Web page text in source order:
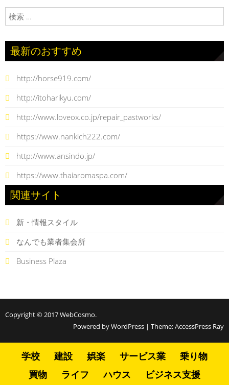
検索:
最新のおすすめ
http://horse919.com/
http://itoharikyu.com/
http://www.loveox.co.jp/repair_pastworks/
https://www.nankich222.com/
http://www.ansindo.jp/
https://www.thaiaromaspa.com/
関連サイト
新・情報スタイル
なんでも業者集会所
Business Plaza
Copyright © 2017WebCosmo.
Powered by WordPress | Theme:AccessPress Ray
学校 建設 娯楽 サービス業
乗り物
買物
ライフ ハウス ビジネス支援